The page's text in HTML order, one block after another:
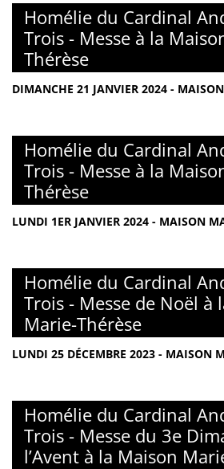
Homélie du Cardinal
Trois - Messe à la
Thérèse
DIMANCHE 21 JANVIER 2024 -
Homélie du Cardinal
Trois - Messe à la
Thérèse
LUNDI 1ER JANVIER 2024 - MAISON
Homélie du Cardinal
Trois - Messe de Noël à
Marie-Thérèse
LUNDI 25 DÉCEMBRE 2023 - MAISON
Homélie du Cardinal
Trois - Messe du 3e
l’Avent à la Maison